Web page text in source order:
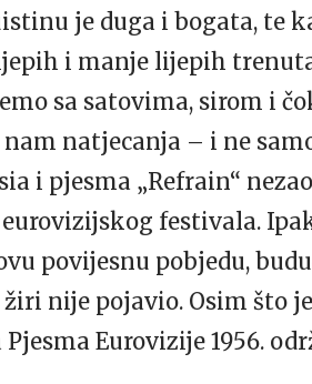
je duga i bogata, te
i manje lijepih
sa satovima, sirom i
natjecanja – i ne
i pjesma „Refrain“
festivala.
povijesnu pobjedu,
nije pojavio. Osim što
Eurovizije 1956.